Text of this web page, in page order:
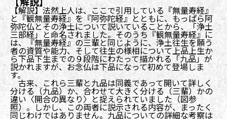
【解説】法然上人は、ここで引用している『無量寿経』
と『観無量寿経』を『阿弥陀経』とともに、もっぱら阿
弥陀仏とその浄土について説いていることから、「浄土
三部経」と命名されました。そのうち『観無量寿経』に
は、『無量寿経』の三輩と同じように、浄土往生を願う
者の資質や能力、そして往生の様相について上品上生か
ら下品下生までの９段階にわたって描かれる「九品」が
説かれますが、お念仏は下品になって初めて登場しま
す。
古来、これら三輩と九品は同義であって開いて詳しく
分ける（九品）か、合わせて大きく分ける（三輩）かの
違い〈開合の異なり〉と捉えられていました（図参
照）。しかし、この両者に説示される内容が、まったく
同じわけではありません。九品についての詳細な考察は